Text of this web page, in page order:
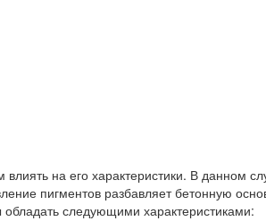
на его характеристики. В данном
пигментов разбавляет бетонную
следующими характеристиками: